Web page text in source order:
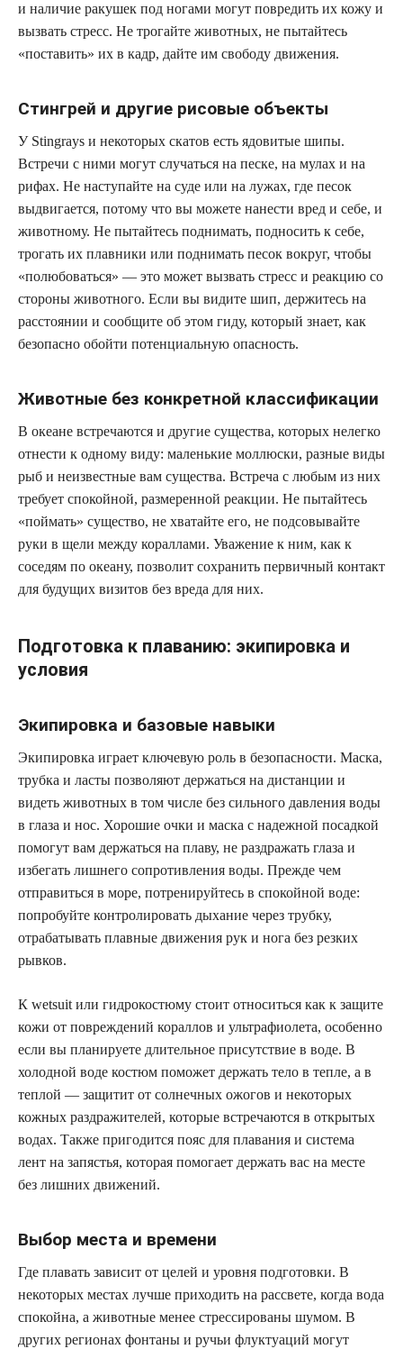
и наличие ракушек под ногами могут повредить их кожу и
вызвать стресс. Не трогайте животных, не пытайтесь
«поставить» их в кадр, дайте им свободу движения.
Стингрей и другие рисовые объекты
У Stingrays и некоторых скатов есть ядовитые шипы.
Встречи с ними могут случаться на песке, на мулах и на
рифах. Не наступайте на суде или на лужах, где песок
выдвигается, потому что вы можете нанести вред и себе, и
животному. Не пытайтесь поднимать, подносить к себе,
трогать их плавники или поднимать песок вокруг, чтобы
«полюбоваться» — это может вызвать стресс и реакцию со
стороны животного. Если вы видите шип, держитесь на
расстоянии и сообщите об этом гиду, который знает, как
безопасно обойти потенциальную опасность.
Животные без конкретной классификации
В океане встречаются и другие существа, которых нелегко
отнести к одному виду: маленькие моллюски, разные виды
рыб и неизвестные вам существа. Встреча с любым из них
требует спокойной, размеренной реакции. Не пытайтесь
«поймать» существо, не хватайте его, не подсовывайте
руки в щели между кораллами. Уважение к ним, как к
соседям по океану, позволит сохранить первичный контакт
для будущих визитов без вреда для них.
Подготовка к плаванию: экипировка и
условия
Экипировка и базовые навыки
Экипировка играет ключевую роль в безопасности. Маска,
трубка и ласты позволяют держаться на дистанции и
видеть животных в том числе без сильного давления воды
в глаза и нос. Хорошие очки и маска с надежной посадкой
помогут вам держаться на плаву, не раздражать глаза и
избегать лишнего сопротивления воды. Прежде чем
отправиться в море, потренируйтесь в спокойной воде:
попробуйте контролировать дыхание через трубку,
отрабатывать плавные движения рук и нога без резких
рывков.
К wetsuit или гидрокостюму стоит относиться как к защите
кожи от повреждений кораллов и ультрафиолета, особенно
если вы планируете длительное присутствие в воде. В
холодной воде костюм поможет держать тело в тепле, а в
теплой — защитит от солнечных ожогов и некоторых
кожных раздражителей, которые встречаются в открытых
водах. Также пригодится пояс для плавания и система
лент на запястья, которая помогает держать вас на месте
без лишних движений.
Выбор места и времени
Где плавать зависит от целей и уровня подготовки. В
некоторых местах лучше приходить на рассвете, когда вода
спокойна, а животные менее стрессированы шумом. В
других регионах фонтаны и ручьи флуктуаций могут